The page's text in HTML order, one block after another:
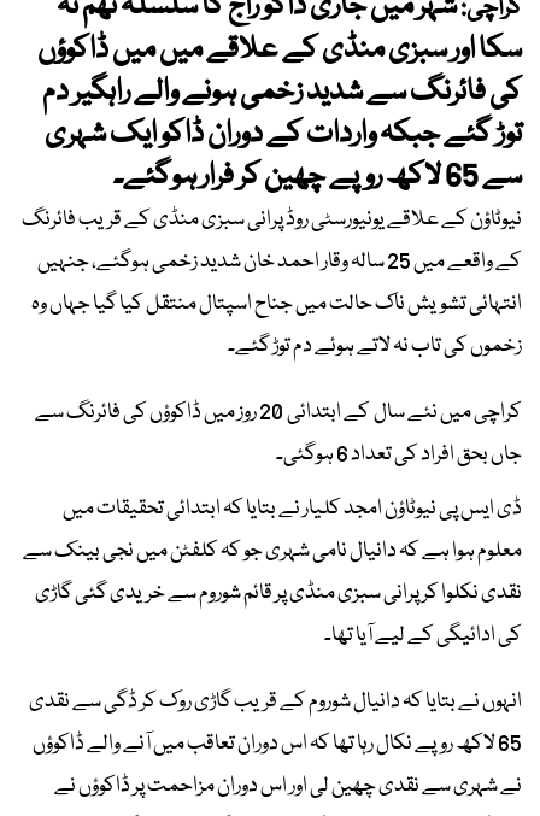
کراچی:
سکا اور سبزی منڈی کے علاقے میں میں ڈاکوؤں
کی فائرنگ سے شدید زخمی ہونے والے راہگیر دم
توڑ گئے جبکہ واردات کے دوران ڈاکو ایک شہری
سے 65 لاکھ روپے چھین کر فرار ہوگئے۔
نیوٹاؤن کے علاقے یونیورسٹی روڈ پرانی سبزی منڈی کے قریب فائرنگ
کے واقعے میں 25 سالہ وقار احمد خان شدید زخمی ہوگئے، جنہیں
انتہائی تشویش ناک حالت میں جناح اسپتال منتقل کیا گیا جہاں وہ
زخموں کی تاب نہ لاتے ہوئے دم توڑ گئے۔
کراچی میں نئے سال کے ابتدائی 20 روز میں ڈاکوؤں کی فائرنگ سے
جاں بحق افراد کی تعداد 6 ہوگئی۔
ڈی ایس پی نیوٹاؤن امجد کلیار نے بتایا کہ ابتدائی تحقیقات میں
معلوم ہوا ہے کہ دانیال نامی شہری جو کہ کلفٹن میں نجی بینک سے
نقدی نکلوا کر پرانی سبزی منڈی پر قائم شوروم سے خریدی گئی گاڑی
کی ادائیگی کے لیے آیا تھا۔
انہوں نے بتایا کہ دانیال شوروم کے قریب گاڑی روک کر ڈگی سے نقدی
65 لاکھ روپے نکال رہا تھا کہ اس دوران تعاقب میں آنے والے ڈاکوؤں
نے شہری سے نقدی چھین لی اور اس دوران مزاحمت پر ڈاکوؤں نے